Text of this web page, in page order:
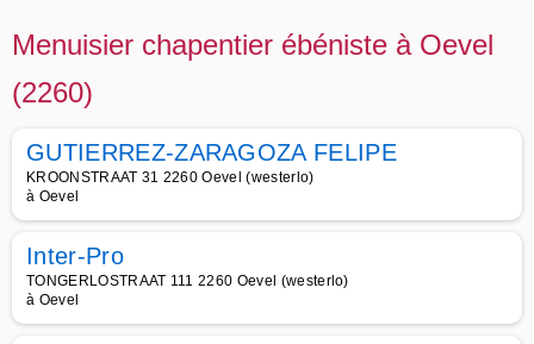
Menuisier chapentier ébéniste à Oevel
(2260)
GUTIERREZ-ZARAGOZA FELIPE
KROONSTRAAT 31 2260 Oevel (westerlo)
à Oevel
Inter-Pro
TONGERLOSTRAAT 111 2260 Oevel (westerlo)
à Oevel